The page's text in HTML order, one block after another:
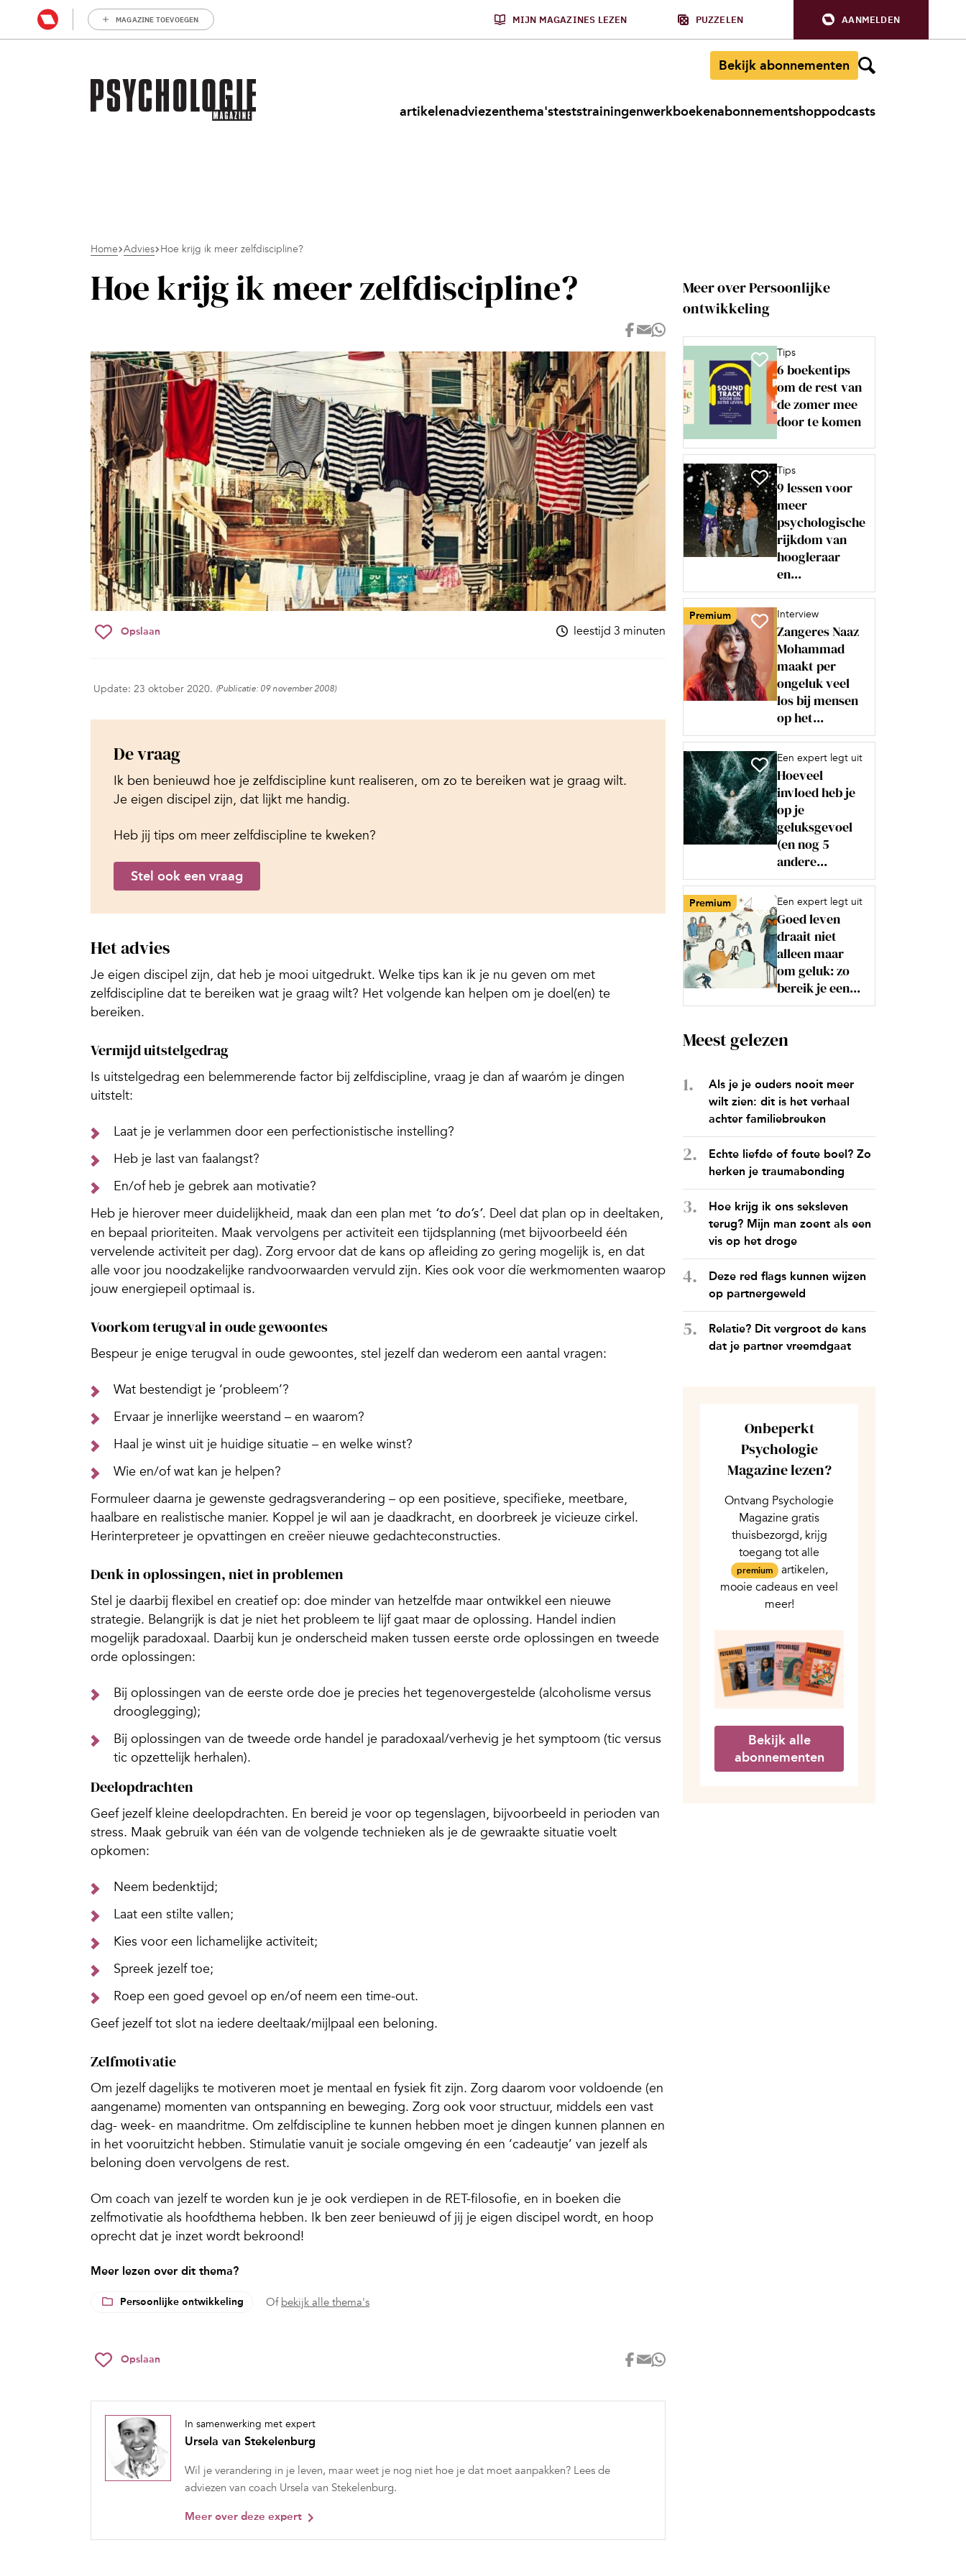
MAGAZINE TOEVOEGEN MIJN MAGAZINES LEZEN PUZZELEN AANMELDEN
Bekijk abonnementen
artikelenadviezenthema'steststrainingenwerkboekenabonnementshoppodcasts
Home Advies Hoe krijg ik meer zelfdiscipline?
Hoe krijg ik meer zelfdiscipline?
Opslaan leestijd 3 minuten
Update: 23 oktober 2020. (Publicatie: 09 november 2008)
De vraag
Ik ben benieuwd hoe je zelfdiscipline kunt realiseren, om zo te bereiken wat je graag wilt.
Je eigen discipel zijn, dat lijkt me handig.
Heb jij tips om meer zelfdiscipline te kweken?
Stel ook een vraag
Het advies
Je eigen discipel zijn, dat heb je mooi uitgedrukt. Welke tips kan ik je nu geven om met
zelfdiscipline dat te bereiken wat je graag wilt? Het volgende kan helpen om je doel(en) te
bereiken.
Vermijd uitstelgedrag
Is uitstelgedrag een belemmerende factor bij zelfdiscipline, vraag je dan af waaróm je dingen
uitstelt:
Laat je je verlammen door een perfectionistische instelling?
Heb je last van faalangst?
En/of heb je gebrek aan motivatie?
Heb je hierover meer duidelijkheid, maak dan een plan met ‘to do’s’. Deel dat plan op in deeltaken,
en bepaal prioriteiten. Maak vervolgens per activiteit een tijdsplanning (met bijvoorbeeld één
vervelende activiteit per dag). Zorg ervoor dat de kans op afleiding zo gering mogelijk is, en dat
alle voor jou noodzakelijke randvoorwaarden vervuld zijn. Kies ook voor díe werkmomenten waarop
jouw energiepeil optimaal is.
Voorkom terugval in oude gewoontes
Bespeur je enige terugval in oude gewoontes, stel jezelf dan wederom een aantal vragen:
Wat bestendigt je ‘probleem’?
Ervaar je innerlijke weerstand – en waarom?
Haal je winst uit je huidige situatie – en welke winst?
Wie en/of wat kan je helpen?
Formuleer daarna je gewenste gedragsverandering – op een positieve, specifieke, meetbare,
haalbare en realistische manier. Koppel je wil aan je daadkracht, en doorbreek je vicieuze cirkel.
Herinterpreteer je opvattingen en creëer nieuwe gedachteconstructies.
Denk in oplossingen, niet in problemen
Stel je daarbij flexibel en creatief op: doe minder van hetzelfde maar ontwikkel een nieuwe
strategie. Belangrijk is dat je niet het probleem te lijf gaat maar de oplossing. Handel indien
mogelijk paradoxaal. Daarbij kun je onderscheid maken tussen eerste orde oplossingen en tweede
orde oplossingen:
Bij oplossingen van de eerste orde doe je precies het tegenovergestelde (alcoholisme versus
drooglegging);
Bij oplossingen van de tweede orde handel je paradoxaal/verhevig je het symptoom (tic versus
tic opzettelijk herhalen).
Deelopdrachten
Geef jezelf kleine deelopdrachten. En bereid je voor op tegenslagen, bijvoorbeeld in perioden van
stress. Maak gebruik van één van de volgende technieken als je de gewraakte situatie voelt
opkomen:
Neem bedenktijd;
Laat een stilte vallen;
Kies voor een lichamelijke activiteit;
Spreek jezelf toe;
Roep een goed gevoel op en/of neem een time-out.
Geef jezelf tot slot na iedere deeltaak/mijlpaal een beloning.
Zelfmotivatie
Om jezelf dagelijks te motiveren moet je mentaal en fysiek fit zijn. Zorg daarom voor voldoende (en
aangename) momenten van ontspanning en beweging. Zorg ook voor structuur, middels een vast
dag- week- en maandritme. Om zelfdiscipline te kunnen hebben moet je dingen kunnen plannen en
in het vooruitzicht hebben. Stimulatie vanuit je sociale omgeving én een ‘cadeautje’ van jezelf als
beloning doen vervolgens de rest.
Om coach van jezelf te worden kun je je ook verdiepen in de RET-filosofie, en in boeken die
zelfmotivatie als hoofdthema hebben. Ik ben zeer benieuwd of jij je eigen discipel wordt, en hoop
oprecht dat je inzet wordt bekroond!
Meer lezen over dit thema?
Persoonlijke ontwikkeling Of bekijk alle thema's
Opslaan
In samenwerking met expert
Ursela van Stekelenburg
Wil je verandering in je leven, maar weet je nog niet hoe je dat moet aanpakken? Lees de
adviezen van coach Ursela van Stekelenburg.
Meer over deze expert
Meer over Persoonlijke
ontwikkeling
Tips
6 boekentips
om de rest van
de zomer mee
door te komen
Tips
9 lessen voor
meer
psychologische
rijkdom van
hoogleraar
en...
Premium Interview
Zangeres Naaz
Mohammad
maakt per
ongeluk veel
los bij mensen
op het...
Een expert legt uit
Hoeveel
invloed heb je
op je
geluksgevoel
(en nog 5
andere...
Premium Een expert legt uit
Goed leven
draait niet
alleen maar
om geluk: zo
bereik je een...
Meest gelezen
Als je je ouders nooit meer
wilt zien: dit is het verhaal
achter familiebreuken
Echte liefde of foute boel? Zo
herken je traumabonding
Hoe krijg ik ons seksleven
terug? Mijn man zoent als een
vis op het droge
Deze red flags kunnen wijzen
op partnergeweld
Relatie? Dit vergroot de kans
dat je partner vreemdgaat
Onbeperkt
Psychologie
Magazine lezen?
Ontvang Psychologie
Magazine gratis
thuisbezorgd, krijg
toegang tot alle
premium artikelen,
mooie cadeaus en veel
meer!
Bekijk alle
abonnementen